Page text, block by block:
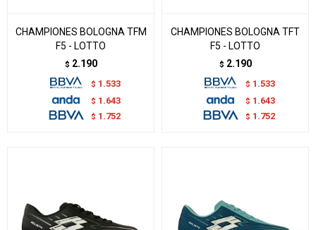
CHAMPIONES BOLOGNA TFM
F5 - LOTTO
$ 2.190
$ 1.533
$ 1.643
$ 1.752
CHAMPIONES BOLOGNA TFT
F5 - LOTTO
$ 2.190
$ 1.533
$ 1.643
$ 1.752